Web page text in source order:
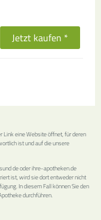
Jetzt kaufen *
Link eine Website öffnet, für deren
ist und auf die unsere
de oder ihre-apotheken.de
ist, wird sie dort entweder nicht
In diesem Fall können Sie den
durchführen.